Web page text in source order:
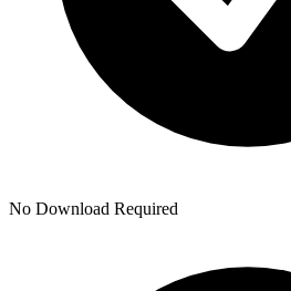
No Download Required